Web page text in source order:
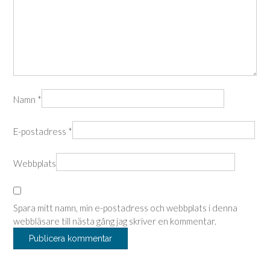
Namn *
E-postadress *
Webbplats
Spara mitt namn, min e-postadress och webbplats i denna
webbläsare till nästa gång jag skriver en kommentar.